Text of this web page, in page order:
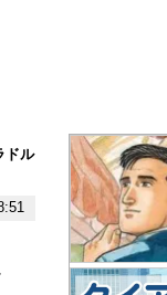
ドル